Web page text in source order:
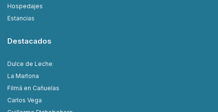
Hospedajes
Estancias
Destacados
Dulce de Leche
La Martona
Filmá en Cañuelas
Carlos Vega